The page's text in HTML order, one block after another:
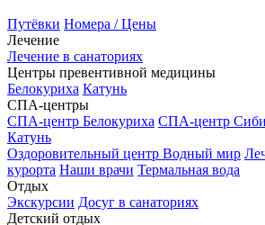
Путёвки Номера / Цены
Лечение
Лечение в санаториях
Центры превентивной медицины
Белокуриха Катунь
СПА-центры
СПА-центр Белокуриха СПА-центр
Катунь
Оздоровительный центр Водный мир
курорта Наши врачи Термальная вода
Отдых
Экскурсии Досуг в санаториях
Детский отдых